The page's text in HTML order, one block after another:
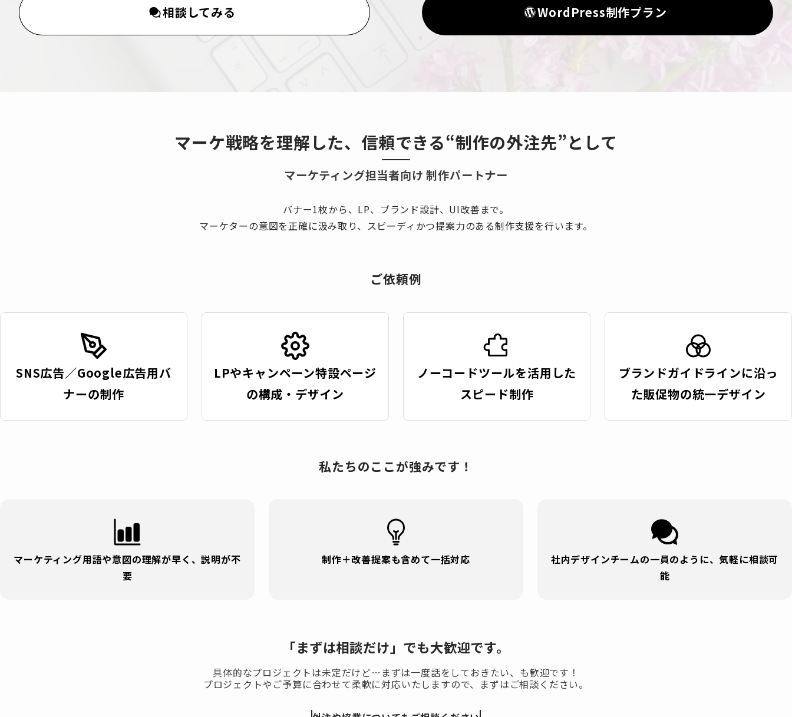
相談してみる WordPress制作プラン
マーケ戦略を理解した、信頼できる“制作の外注先”として
マーケティング担当者向け 制作パートナー
バナー1枚から、LP、ブランド設計、UI改善まで。
マーケターの意図を正確に汲み取り、スピーディかつ提案力のある制作支援を行います。
ご依頼例
SNS広告／Google広告用バ
ナーの制作
LPやキャンペーン特設ページ
の構成・デザイン
ノーコードツールを活用した
スピード制作
ブランドガイドラインに沿っ
た販促物の統一デザイン
私たちのここが強みです！
マーケティング用語や意図の理解が早く、説明が不
要
制作＋改善提案も含めて一括対応
社内デザインチームの一員のように、気軽に相談可
能
「まずは相談だけ」でも大歓迎です。
具体的なプロジェクトは未定だけど…まずは一度話をしておきたい、も歓迎です！
プロジェクトやご予算に合わせて柔軟に対応いたしますので、まずはご相談ください。